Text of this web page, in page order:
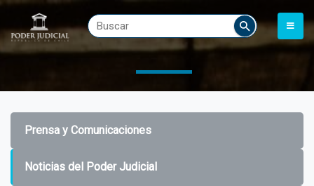
Prensa y Comunicaciones
Noticias del Poder Judicial